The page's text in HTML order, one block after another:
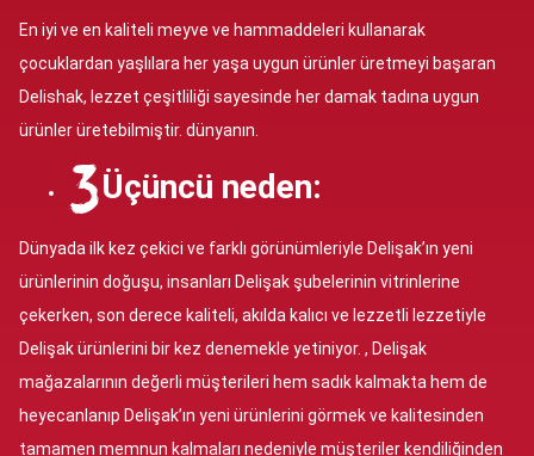
En iyi ve en kaliteli meyve ve hammaddeleri kullanarak
çocuklardan yaşlılara her yaşa uygun ürünler üretmeyi başaran
Delishak, lezzet çeşitliliği sayesinde her damak tadına uygun
ürünler üretebilmiştir. dünyanın.
Üçüncü neden:
Dünyada ilk kez çekici ve farklı görünümleriyle Delişak’ın yeni
ürünlerinin doğuşu, insanları Delişak şubelerinin vitrinlerine
çekerken, son derece kaliteli, akılda kalıcı ve lezzetli lezzetiyle
Delişak ürünlerini bir kez denemekle yetiniyor. , Delişak
mağazalarının değerli müşterileri hem sadık kalmakta hem de
heyecanlanıp Delişak’ın yeni ürünlerini görmek ve kalitesinden
tamamen memnun kalmaları nedeniyle müşteriler kendiliğinden